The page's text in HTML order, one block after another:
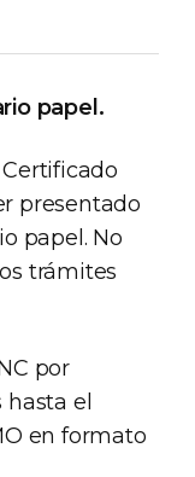
papel.
Certificado
presentado
papel. No
trámites
por
el
en formato